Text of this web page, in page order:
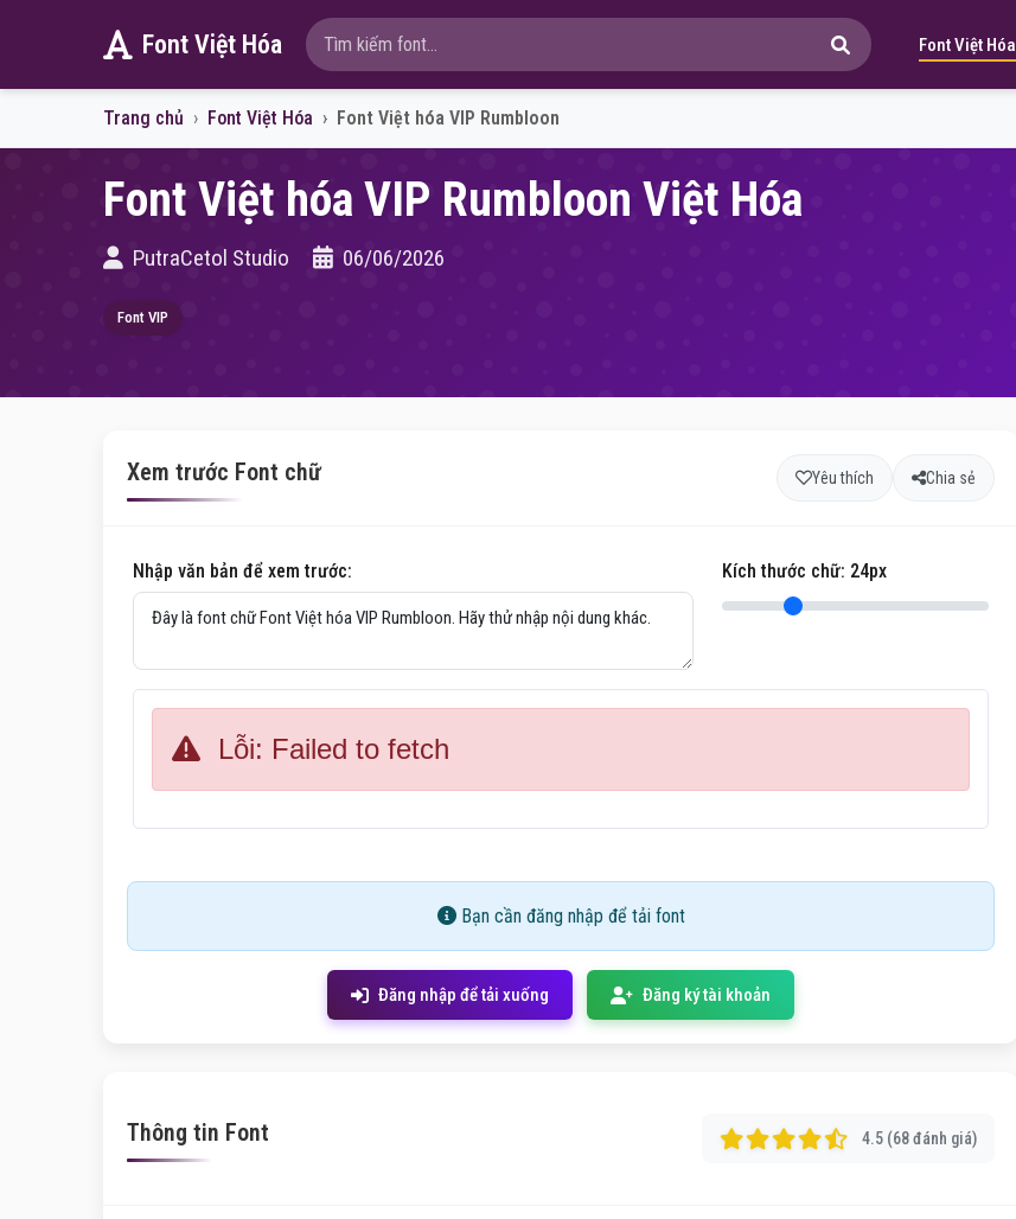
Font Việt Hóa Font Việt Hóa
Trang chủ Font Việt Hóa Font Việt hóa VIP Rumbloon
Font Việt hóa VIP Rumbloon Việt Hóa
PutraCetol Studio 06/06/2026
Font VIP
Xem trước Font chữ Yêu thích Chia sẻ
Nhập văn bản để xem trước: Kích thước chữ: 24px
Lỗi: Failed to fetch
Bạn cần đăng nhập để tải font
Đăng nhập để tải xuống Đăng ký tài khoản
Thông tin Font 4.5 (68 đánh giá)